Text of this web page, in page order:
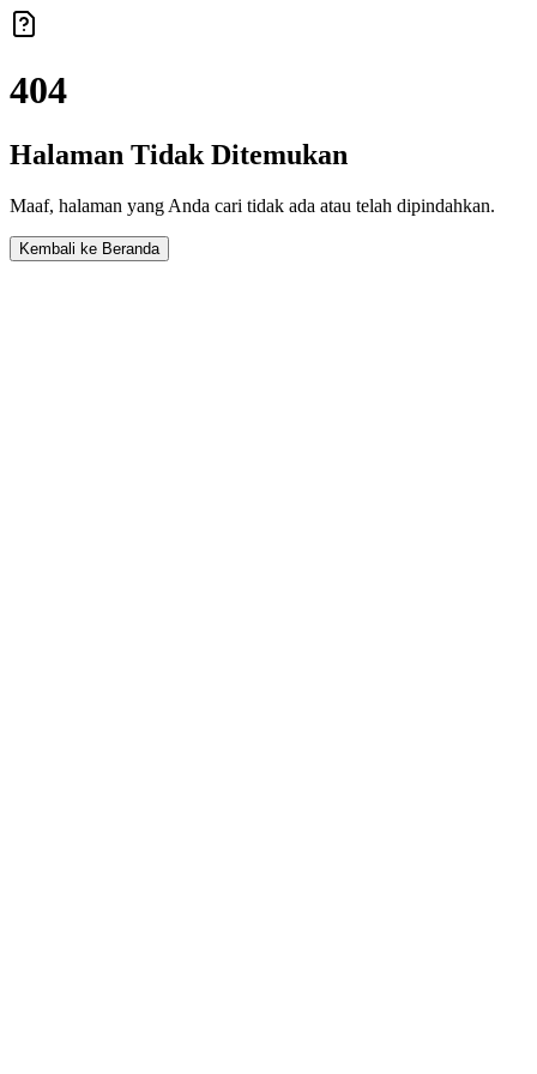
404
Halaman Tidak Ditemukan
Maaf, halaman yang Anda cari tidak ada atau telah dipindahkan.
Kembali ke Beranda